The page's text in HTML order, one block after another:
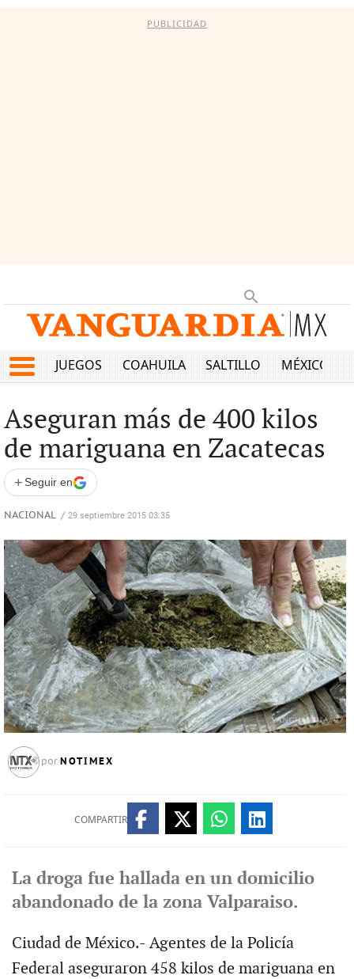
PUBLICIDAD
JUEGOS COAHUILA SALTILLO MÉXICO
Aseguran más de 400 kilos
de mariguana en Zacatecas
+ Seguir en
NACIONAL / 29 septiembre 2015 03:35
por NOTIMEX
COMPARTIR
La droga fue hallada en un domicilio
abandonado de la zona Valparaiso.
Ciudad de México.- Agentes de la Policía
Federal aseguraron 458 kilos de mariguana en